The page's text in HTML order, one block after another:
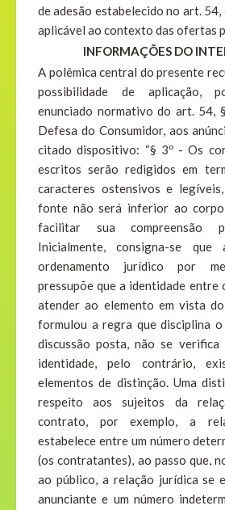
de adesão estabelecido no art. 54,
aplicável ao contexto das ofertas
INFORMAÇÕES DO
A polêmica central do presente
possibilidade de aplicação,
enunciado normativo do art. 54,
Defesa do Consumidor, aos
citado dispositivo: “§ 3º - Os
escritos serão redigidos em
caracteres ostensivos e
fonte não será inferior ao
facilitar sua compreensão
Inicialmente, consigna-se
ordenamento jurídico por
pressupõe que a identidade entre
atender ao elemento em vista
formulou a regra que disciplina
discussão posta, não se verifica
identidade, pelo contrário,
elementos de distinção. Uma
respeito aos sujeitos da
contrato, por exemplo, a
estabelece entre um número
(os contratantes), ao passo que,
ao público, a relação jurídica se
anunciante e um número